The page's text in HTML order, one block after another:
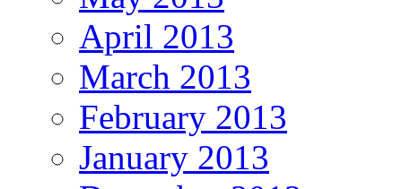
April 2013
March 2013
February 2013
January 2013